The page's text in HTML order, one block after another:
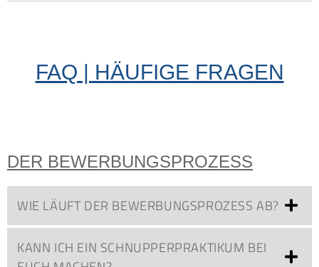
FAQ | HÄUFIGE FRAGEN
DER BEWERBUNGSPROZESS
WIE LÄUFT DER BEWERBUNGSPROZESS AB?
KANN ICH EIN SCHNUPPERPRAKTIKUM BEI